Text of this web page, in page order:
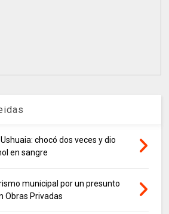
chocó dos veces y dio
en sangre
municipal por un presunto
Obras Privadas